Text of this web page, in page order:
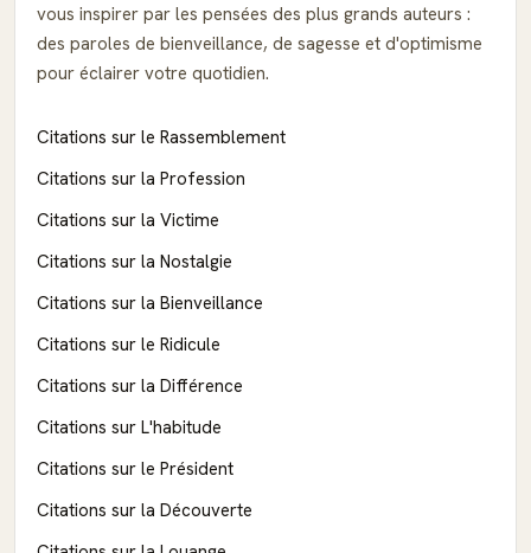
vous inspirer par les pensées des plus grands auteurs :
des paroles de bienveillance, de sagesse et d'optimisme
pour éclairer votre quotidien.
Citations sur le Rassemblement
Citations sur la Profession
Citations sur la Victime
Citations sur la Nostalgie
Citations sur la Bienveillance
Citations sur le Ridicule
Citations sur la Différence
Citations sur L'habitude
Citations sur le Président
Citations sur la Découverte